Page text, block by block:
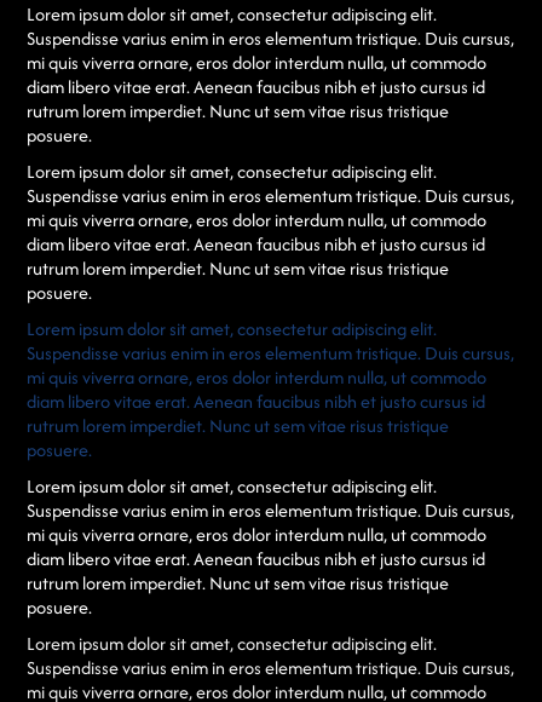
Lorem ipsum dolor sit amet, consectetur adipiscing elit.
Suspendisse varius enim in eros elementum tristique. Duis cursus,
mi quis viverra ornare, eros dolor interdum nulla, ut commodo
diam libero vitae erat. Aenean faucibus nibh et justo cursus id
rutrum lorem imperdiet. Nunc ut sem vitae risus tristique
posuere.
Lorem ipsum dolor sit amet, consectetur adipiscing elit.
Suspendisse varius enim in eros elementum tristique. Duis cursus,
mi quis viverra ornare, eros dolor interdum nulla, ut commodo
diam libero vitae erat. Aenean faucibus nibh et justo cursus id
rutrum lorem imperdiet. Nunc ut sem vitae risus tristique
posuere.
Lorem ipsum dolor sit amet, consectetur adipiscing elit.
Suspendisse varius enim in eros elementum tristique. Duis cursus,
mi quis viverra ornare, eros dolor interdum nulla, ut commodo
diam libero vitae erat. Aenean faucibus nibh et justo cursus id
rutrum lorem imperdiet. Nunc ut sem vitae risus tristique
posuere.
Lorem ipsum dolor sit amet, consectetur adipiscing elit.
Suspendisse varius enim in eros elementum tristique. Duis cursus,
mi quis viverra ornare, eros dolor interdum nulla, ut commodo
diam libero vitae erat. Aenean faucibus nibh et justo cursus id
rutrum lorem imperdiet. Nunc ut sem vitae risus tristique
posuere.
Lorem ipsum dolor sit amet, consectetur adipiscing elit.
Suspendisse varius enim in eros elementum tristique. Duis cursus,
mi quis viverra ornare, eros dolor interdum nulla, ut commodo